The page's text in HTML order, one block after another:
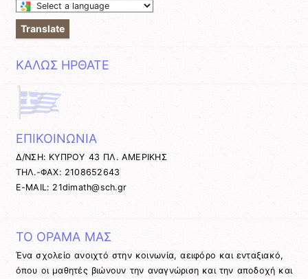
Select
a
language
translate
page
Translate
ΚΑΛΩΣ ΗΡΘΑΤΕ
ΕΠΙΚΟΙΝΩΝΙΑ
Δ/ΝΣΗ: ΚΥΠΡΟΥ 43 ΠΛ. ΑΜΕΡΙΚΗΣ
ΤΗΛ.-ΦΑΧ: 2108652643
E-MAIL: 21dimath@sch.gr
ΤΟ ΟΡΑΜΑ ΜΑΣ
Ένα σχολείο ανοιχτό στην κοινωνία, αειφόρο και ενταξιακό,
όπου οι μαθητές βιώνουν την αναγνώριση και την αποδοχή και